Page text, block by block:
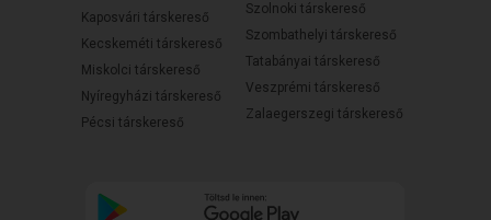
Kaposvári társkereső
Kecskeméti társkereső
Miskolci társkereső
Nyíregyházi társkereső
Pécsi társkereső
Szolnoki társkereső
Szombathelyi társkereső
Tatabányai társkereső
Veszprémi társkereső
Zalaegerszegi társkereső